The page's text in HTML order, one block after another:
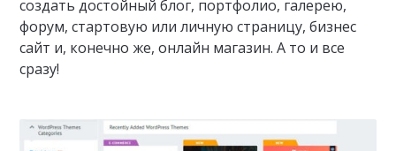
создать достойный блог, портфолио, галерею,
форум, стартовую или личную страницу, бизнес
сайт и, конечно же, онлайн магазин. А то и все
сразу!